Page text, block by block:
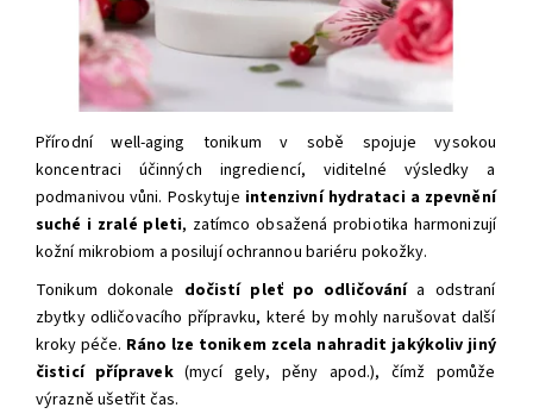
Přírodní well-aging tonikum v sobě spojuje vysokou
koncentraci účinných ingrediencí, viditelné výsledky a
podmanivou vůni. Poskytuje intenzivní hydrataci a zpevnění
suché i zralé pleti, zatímco obsažená probiotika harmonizují
kožní mikrobiom a posilují ochrannou bariéru pokožky.
Tonikum dokonale dočistí pleť po odličovánía odstraní
zbytky odličovacího přípravku, které by mohly narušovat další
kroky péče. Ráno lze tonikem zcela nahradit jakýkoliv jiný
čisticí přípravek (mycí gely, pěny apod.), čímž pomůže
výrazně ušetřit čas.